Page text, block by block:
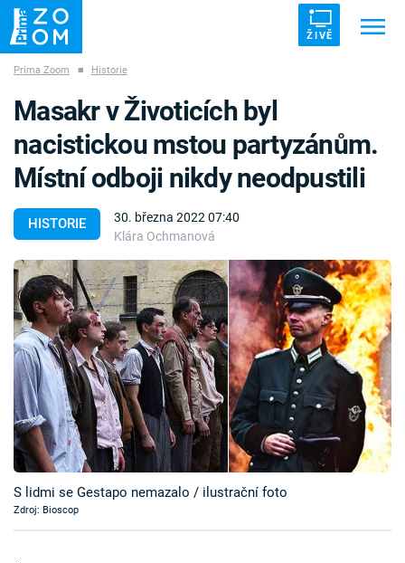
ŽIVĚ
ZÁHADY VETŘELCI DÁVNOVĚKU
Témata
Témata
Pořady
TV Program
Časopis
Sledujte prima+
Prima Zoom ■ Historie
HISTORIE
30. března 2022 07:40
Klára Ochmanová
Masakr v Životicích byl
nacistickou mstou partyzánům.
Místní odboji nikdy neodpustili
S lidmi se Gestapo nemazalo / ilustrační foto
Zdroj: Bioscop